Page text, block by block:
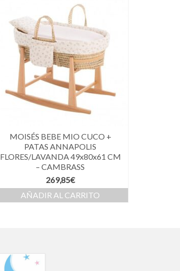
MOISÉS BEBE MIO CUCO +
PATAS ANNAPOLIS
FLORES/LAVANDA 49x80x61 CM
– CAMBRASS
269,85€
AÑADIR AL CARRITO